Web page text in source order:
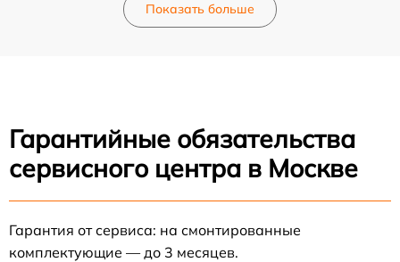
Показать больше
Гарантийные обязательства
сервисного центра в Москве
Гарантия от сервиса: на смонтированные
комплектующие — до 3 месяцев.